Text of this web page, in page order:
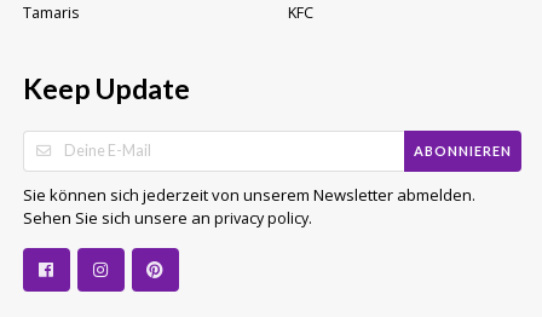
Tamaris
KFC
Keep Update
ABONNIEREN
Sie können sich jederzeit von unserem Newsletter abmelden.
Sehen Sie sich unsere an privacy policy.